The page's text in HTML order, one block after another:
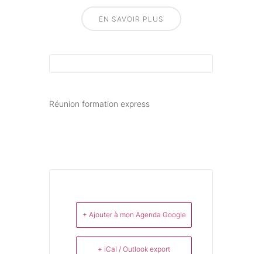
EN SAVOIR PLUS
Réunion formation express
+ Ajouter à mon Agenda Google
+ iCal / Outlook export